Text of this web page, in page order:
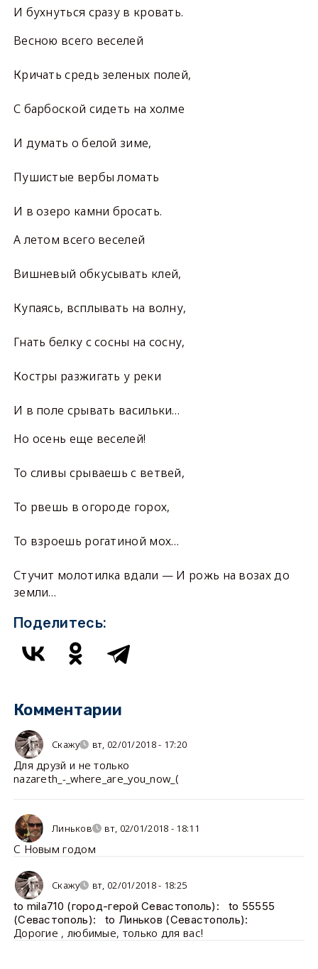
И бухнуться сразу в кровать.
Весною всего веселей
Кричать средь зеленых полей,
С барбоской сидеть на холме
И думать о белой зиме,
Пушистые вербы ломать
И в озеро камни бросать.
А летом всего веселей
Вишневый обкусывать клей,
Купаясь, всплывать на волну,
Гнать белку с сосны на сосну,
Костры разжигать у реки
И в поле срывать васильки…
Но осень еще веселей!
То сливы срываешь с ветвей,
То рвешь в огороде горох,
То взроешь рогатиной мох…
Стучит молотилка вдали — И рожь на возах до
земли…
Поделитесь:
Комментарии
Скажу вт, 02/01/2018 - 17:20
Для друзй и не только
nazareth_-_where_are_you_now_(
Линьков вт, 02/01/2018 - 18:11
С Новым годом
Скажу вт, 02/01/2018 - 18:25
to mila710 (город-герой Севастополь):
to 55555
(Севастополь):
to Линьков (Севастополь):
Дорогие , любимые, только для вас!